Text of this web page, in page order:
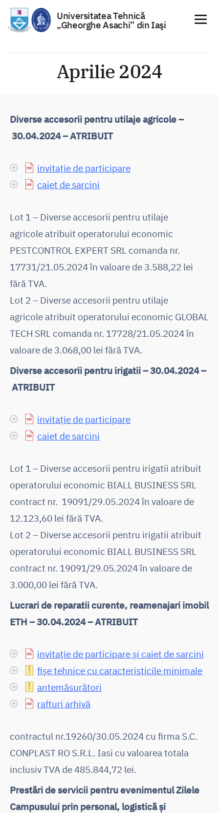
Universitatea Tehnică
„Gheorghe Asachi” din Iaşi
Aprilie 2024
Diverse accesorii pentru utilaje agricole –
30.04.2024 – ATRIBUIT
invitație de participare
caiet de sarcini
Lot 1 – Diverse accesorii pentru utilaje
agricole atribuit operatorului economic
PESTCONTROL EXPERT SRL comanda nr.
17731/21.05.2024 în valoare de 3.588,22 lei
fără TVA.
Lot 2 – Diverse accesorii pentru utilaje
agricole atribuit operatorului economic GLOBAL
TECH SRL comanda nr. 17728/21.05.2024 în
valoare de 3.068,00 lei fără TVA.
Diverse accesorii pentru irigatii – 30.04.2024 –
ATRIBUIT
invitație de participare
caiet de sarcini
Lot 1 – Diverse accesorii pentru irigatii atribuit
operatorului economic BIALL BUSINESS SRL
contract nr. 19091/29.05.2024 în valoare de
12.123,60 lei fără TVA.
Lot 2 – Diverse accesorii pentru irigatii atribuit
operatorului economic BIALL BUSINESS SRL
contract nr. 19091/29.05.2024 în valoare de
3.000,00 lei fără TVA.
Lucrari de reparatii curente, reamenajari imobil
ETH – 30.04.2024 – ATRIBUIT
invitație de participare și caiet de sarcini
fișe tehnice cu caracteristicile minimale
antemăsurători
rafturi arhivă
contractul nr.19260/30.05.2024 cu firma S.C.
CONPLAST RO S.R.L. Iasi cu valoarea totala
inclusiv TVA de 485.844,72 lei.
Prestări de servicii pentru evenimentul Zilele
Campusului prin personal, logistică și